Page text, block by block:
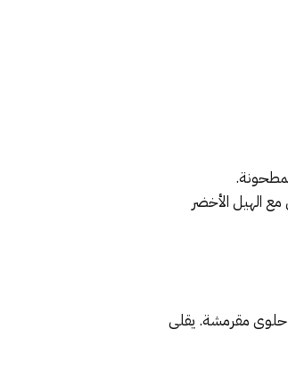
الهيل الأخضر
حلوى مقرمشة. يقلى